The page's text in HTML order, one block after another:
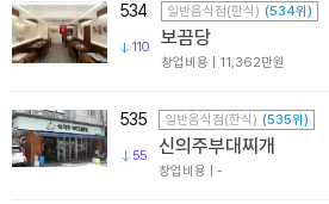
534
110
일반음식점(한식) (534위)
보끔당
창업비용 | 11,362만원
535
55
일반음식점(한식) (535위)
신의주부대찌개
창업비용 | -